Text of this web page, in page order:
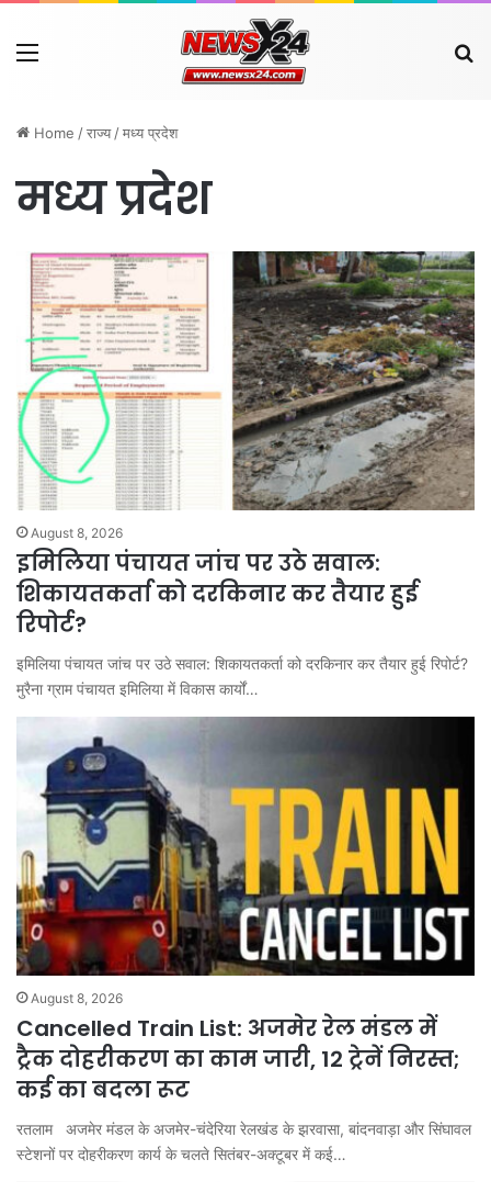
Menu
Home /राज्य /मध्य प्रदेश
मध्य प्रदेश
August 8, 2026
इमिलिया पंचायत जांच पर उठे सवाल:
शिकायतकर्ता को दरकिनार कर तैयार हुई
रिपोर्ट?
इमिलिया पंचायत जांच पर उठे सवाल: शिकायतकर्ता को दरकिनार कर तैयार हुई रिपोर्ट?
मुरैना ग्राम पंचायत इमिलिया में विकास कार्यों…
August 8, 2026
Cancelled Train List: अजमेर रेल मंडल में
ट्रैक दोहरीकरण का काम जारी, 12 ट्रेनें निरस्त;
कई का बदला रूट
रतलाम अजमेर मंडल के अजमेर-चंदेरिया रेलखंड के झरवासा, बांदनवाड़ा और सिंघावल
स्टेशनों पर दोहरीकरण कार्य के चलते सितंबर-अक्टूबर में कई…